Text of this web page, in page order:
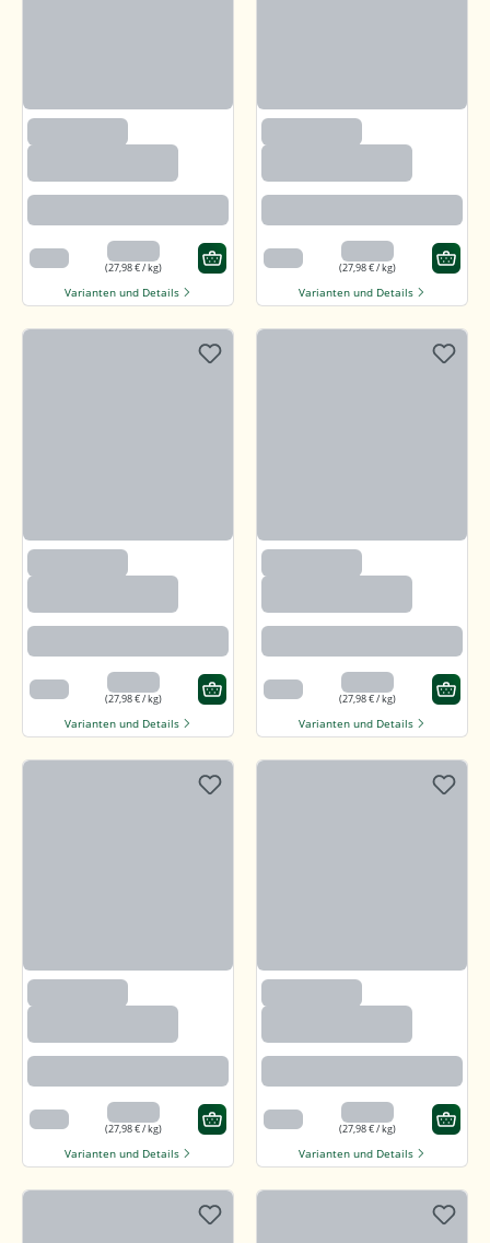
Callunaheidehonig
500 g 13,99 €
(27,98 € / kg)
Varianten und Details
Callunaheidehonig
500 g 13,99 €
(27,98 € / kg)
Varianten und Details
Callunaheidehonig
500 g 13,99 €
(27,98 € / kg)
Varianten und Details
Callunaheidehonig
500 g 13,99 €
(27,98 € / kg)
Varianten und Details
Callunaheidehonig
500 g 13,99 €
(27,98 € / kg)
Varianten und Details
Callunaheidehonig
500 g 13,99 €
(27,98 € / kg)
Varianten und Details